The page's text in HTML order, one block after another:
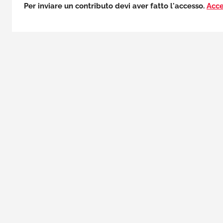
Per inviare un contributo devi aver fatto l'accesso.